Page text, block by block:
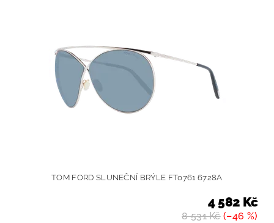
TOM FORD SLUNEČNÍ BRÝLE FT0761 6728A
8 531 Kč(–46 %)
4 582 Kč